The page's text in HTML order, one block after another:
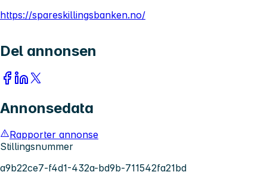
https://spareskillingsbanken.no/
Del annonsen
Annonsedata
Rapporter annonse
Stillingsnummer
a9b22ce7-f4d1-432a-bd9b-711542fa21bd